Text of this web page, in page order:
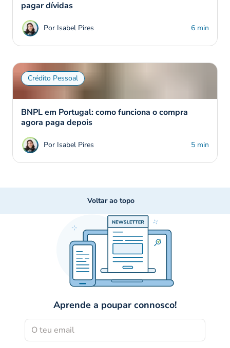
pagar dívidas
Por Isabel Pires 6 min
Crédito Pessoal
BNPL em Portugal: como funciona o compra
agora paga depois
Por Isabel Pires 5 min
Voltar ao topo
Aprende a poupar connosco!